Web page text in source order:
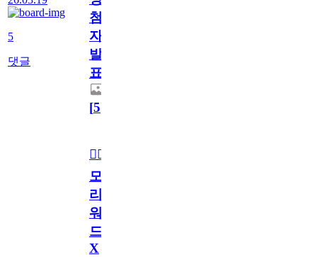
5
댓글
첨
자
발
표
[5]
🏃‍♂️‍➡️[메
모
리
워
드
X